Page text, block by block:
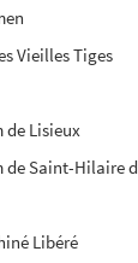
Vieilles Tiges
de Lisieux
de Saint-Hilaire
Libéré